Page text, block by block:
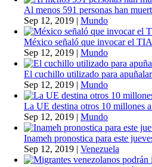
Al menos 591 personas han
Sep 12, 2019 | Mundo
México señaló que invocar el
Sep 12, 2019 | Mundo
El cuchillo utilizado para
Sep 12, 2019 | Mundo
La UE destina otros 10 millones
Sep 12, 2019 | Mundo
Inameh pronostica para este
Sep 12, 2019 | Venezuela